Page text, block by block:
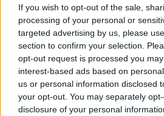
If you wish to opt-out of the sale,
processing of your personal or
targeted advertising by us, please
section to confirm your selection.
opt-out request is processed you
interest-based ads based on
us or personal information disclosed
your opt-out. You may separately
disclosure of your personal